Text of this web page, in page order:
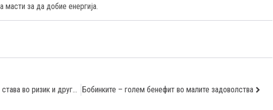
масти за да добие енергија.
Дали канцерот на бубрег го става во ризик и другиот бубрег? Бобинките – голем бенефит во малите задоволства